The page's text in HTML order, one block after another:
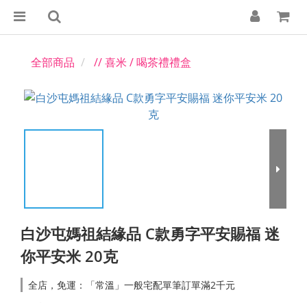
全部商品 // 喜米 / 喝茶禮禮盒
白沙屯媽祖結緣品 C款勇字平安賜福 迷
你平安米 20克
全店，免運：「常溫」一般宅配單筆訂單滿2千元